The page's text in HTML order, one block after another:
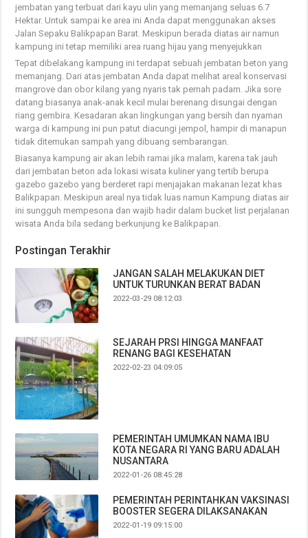
jembatan yang terbuat dari kayu ulin yang memanjang seluas 6.7
Hektar. Untuk sampai ke area ini Anda dapat menggunakan akses
Jalan Sepaku Balikpapan Barat. Meskipun berada diatas air namun
kampung ini tetap memiliki area ruang hijau yang menyejukkan
Tepat dibelakang kampung ini terdapat sebuah jembatan beton yang
memanjang. Dari atas jembatan Anda dapat melihat areal konservasi
mangrove dan obor kilang yang nyaris tak pernah padam. Jika sore
datang biasanya anak-anak kecil mulai berenang disungai dengan
riang gembira. Kesadaran akan lingkungan yang bersih dan nyaman
warga di kampung ini pun patut diacungi jempol, hampir di manapun
tidak ditemukan sampah yang dibuang sembarangan.
Biasanya kampung air akan lebih ramai jika malam, karena tak jauh
dari jembatan beton ada lokasi wisata kuliner yang tertib berupa
gazebo gazebo yang berderet rapi menjajakan makanan lezat khas
Balikpapan. Meskipun areal nya tidak luas namun Kampung diatas air
ini sungguh mempesona dan wajib hadir dalam bucket list perjalanan
wisata Anda bila sedang berkunjung ke Balikpapan.
Postingan Terakhir
JANGAN SALAH MELAKUKAN DIET
UNTUK TURUNKAN BERAT BADAN
2022-03-29 08:12:03
SEJARAH PRSI HINGGA MANFAAT
RENANG BAGI KESEHATAN
2022-02-23 04:09:05
PEMERINTAH UMUMKAN NAMA IBU
KOTA NEGARA RI YANG BARU ADALAH
NUSANTARA
2022-01-26 08:45:28
PEMERINTAH PERINTAHKAN VAKSINASI
BOOSTER SEGERA DILAKSANAKAN
2022-01-19 09:15:00